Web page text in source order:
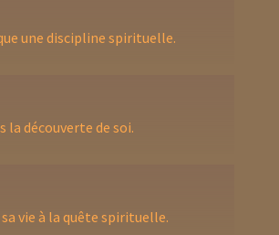
une discipline spirituelle.
la découverte de soi.
vie à la quête spirituelle.